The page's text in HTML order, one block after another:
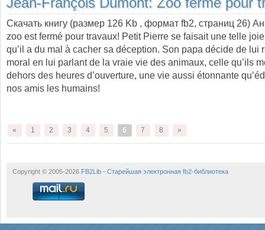
Скачать книгу (размер 126 Kb , формат fb2, страниц 26)
zoo est fermé pour travaux! Petit Pierre se faisait une telle
qu’il a du mal à cacher sa déception. Son papa décide de lui
moral en lui parlant de la vraie vie des animaux, celle qu’ils
dehors des heures d’ouverture, une vie aussi étonnante
nos amis les humains!
« 1 2 3 4 5 6 7 8 »
Copyright © 2005-2026 FB2Lib - Старейшая электронная fb2-библиотека